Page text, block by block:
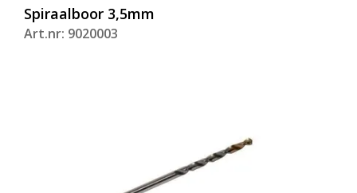
Spiraalboor 3,5mm
Art.nr: 9020003